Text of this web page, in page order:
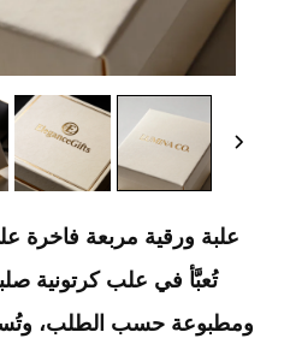
علبة ورقية مربعة فاخرة
تُعبَّأ في علب كرتونية
ومطبوعة حسب الطلب،